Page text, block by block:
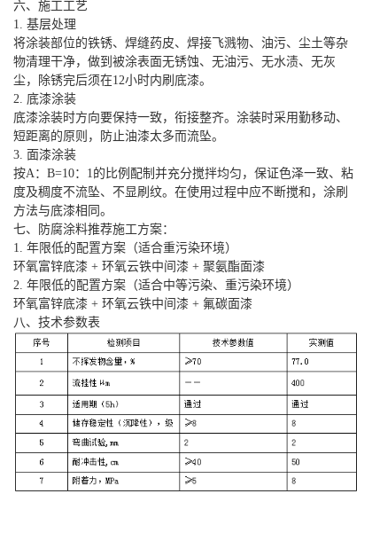
六、施工工艺
1. 基层处理
将涂装部位的铁锈、焊缝药皮、焊接飞溅物、油污、尘土等杂
物清理干净，做到被涂表面无锈蚀、无油污、无水渍、无灰
尘，除锈完后须在12小时内刷底漆。
2. 底漆涂装
底漆涂装时方向要保持一致，衔接整齐。涂装时采用勤移动、
短距离的原则，防止油漆太多而流坠。
3. 面漆涂装
按A：B=10：1的比例配制并充分搅拌均匀，保证色泽一致、粘
度及稠度不流坠、不显刷纹。在使用过程中应不断搅和，涂刷
方法与底漆相同。
七、防腐涂料推荐施工方案：
1. 年限低的配置方案（适合重污染环境）
环氧富锌底漆 + 环氧云铁中间漆 + 聚氨酯面漆
2. 年限低的配置方案（适合中等污染、重污染环境）
环氧富锌底漆 + 环氧云铁中间漆 + 氟碳面漆
八、技术参数表